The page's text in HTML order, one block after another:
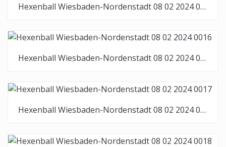
Hexenball Wiesbaden-Nordenstadt 08 02 2024 0015
Hexenball Wiesbaden-Nordenstadt 08 02 2024 0016
Hexenball Wiesbaden-Nordenstadt 08 02 2024 0017